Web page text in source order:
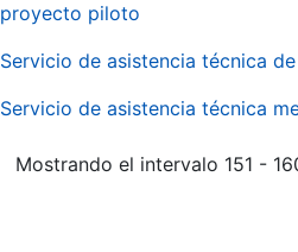
proyecto piloto
Servicio de asistencia técnica
Servicio de asistencia técnica
Mostrando el intervalo 151 -